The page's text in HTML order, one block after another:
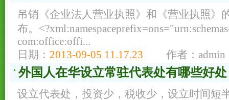
吊销《企业法人营业执照》和《营业执照》
布。
com:office:offi...
日期： 2013-09-05 11.17.23 作者：admin
外国人在华设立常驻代表处有哪些好处
设立代表处，投资少，税收少，设立时间短